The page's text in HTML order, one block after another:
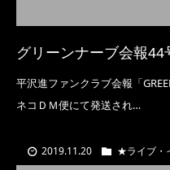
グリーンナーブ会報
平沢進ファンクラブ会報「
ネコＤＭ便にて発送され…
2019.11.20 ★ライブ・